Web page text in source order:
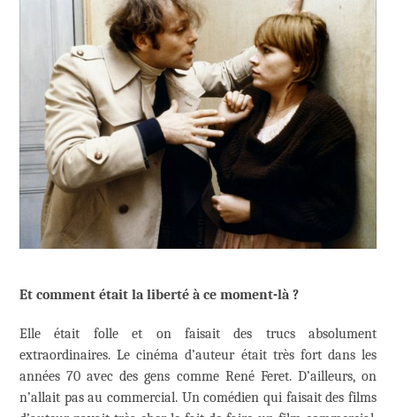
Et comment était la liberté à ce moment-là ?
Elle était folle et on faisait des trucs absolument
extraordinaires. Le cinéma d’auteur était très fort dans les
années 70 avec des gens comme René Feret. D’ailleurs, on
n’allait pas au commercial. Un comédien qui faisait des films